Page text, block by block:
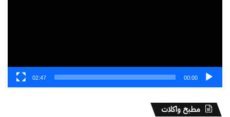
00:00
02:47
مطبخ واكلات